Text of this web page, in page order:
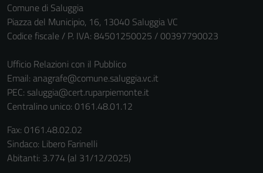
Comune di Saluggia
Piazza del Municipio, 16, 13040 Saluggia VC
Codice fiscale / P. IVA: 84501250025 / 00397790023
Ufficio Relazioni con il Pubblico
Email: anagrafe@comune.saluggia.vc.it
PEC: saluggia@cert.ruparpiemonte.it
Centralino unico: 0161.48.01.12
Fax: 0161.48.02.02
Sindaco: Libero Farinelli
Abitanti: 3.774 (al 31/12/2025)